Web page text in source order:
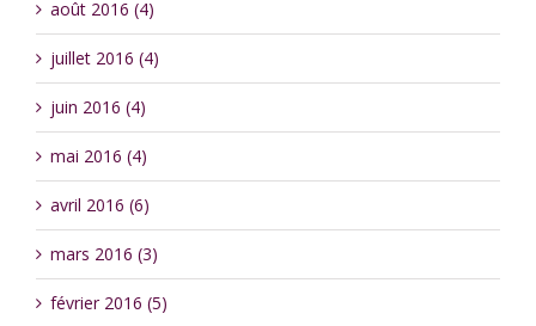
août 2016 (4)
juillet 2016 (4)
juin 2016 (4)
mai 2016 (4)
avril 2016 (6)
mars 2016 (3)
février 2016 (5)